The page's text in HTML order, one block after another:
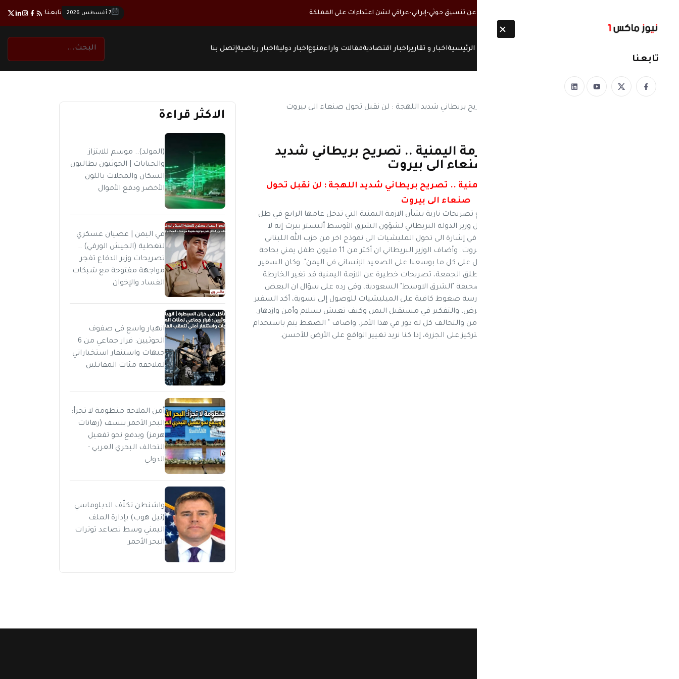
مصدر سعودي مسؤول: تقارير موثوقة تُكشف عن تنسيق حوثي-إيراني-عراقي لشن اعتداءات على المملكة 7 أغسطس 2026 تابعنا:
الرئيسيةاخبار و تقاريراخبار اقتصاديةمقالات واراءمنوعاخبار دوليةاخبار رياضيةإتصل بنا
تابعنا
تصريحات نارية بشان الازمة اليمنية .. تصريح بريطاني شديد
اللهجة : لن نقبل تحول صنعاء الى بيروت
تصريحات نارية بشان الازمة اليمنية .. تصريح بريطاني شديد اللهجة : لن نقبل تحول
صنعاء الى بيروت
نيوز ماكس ون - اطلق مسؤول بريطاني رفيع تصريحات نارية بشأن الازمة اليمنية التي تدخل عامها الرابع في ظل
أزمة انسانية لم تشهدها البلاد من قبل. وقال وزير الدولة البريطاني لشؤون الشرق الأوسط أليستر بيرت إنه لا
يمكن أن نتحمل ان تتحول صنعاء إلى بيروت، في إشارة الى تحول المليشيات الى نموذج اخر من حزب الله اللبناني
الذي اصبح يسيطر على العاصمة اللبنانية بيروت. وأضاف الوزير البريطاني ان أكثر من 11 مليون طفل يمني بحاجة
ماسة إلى المساعدات الإنسانية". وقال "نعمل على كل ما بوسعنا على الصعيد الإنساني في اليمن". وكان السفير
البريطاني الجديد لدى اليمن مايكل أرون, قد أطلق الجمعة، تصريحات خطيرة عن الازمة اليمنية قد تغير الخارطة
السياسية في اليمن . وفي حوار اجرته معه صحيفة "الشرق الاوسط" السعودية، وفي رده على سؤال ان البعض
يتهم الدول الكبرى ومنها بريطانيا بعدم ممارسة ضغوط كافية على الميليشيات للوصول إلى تسوية، أكد السفير
البريطاني أن الوساطة تبدأ من الواقع على الأرض، والتفكير في مستقبل اليمن وكيف تعيش بسلام وأمن وازدهار.
واشار الى ان الدول العظمى ودول مجلس الأمن والتحالف كل له دور في هذا الأمر. واضاف " الضغط يتم باستخدام
العصا والجزرة، حاولنا بالعصا ويمكننا الآن التركيز على الجزرة، إذا كنا نريد تغيير الواقع على الأرض للأحسن.
الاكثر قراءة
(المولد).. موسم للابتزاز
والجبايات | الحوثيون يطالبون
السكان والمحلات باللون
الأخضر ودفع الأموال
في اليمن | عصيان عسكري
لتغطية (الجيش الورقي) ..
تصريحات وزير الدفاع تفجر
مواجهة مفتوحة مع شبكات
الفساد والإخوان
انهيار واسع في صفوف
الحوثيين: فرار جماعي من 6
جبهات واستنفار استخباراتي
لملاحقة مئات المقاتلين
أمن الملاحة منظومة لا تجزأ:
البحر الأحمر ينسف (رهانات
هرمز) ويدفع نحو تفعيل
التحالف البحري العربي -
الدولي
واشنطن تكلّف الدبلوماسي
(نيل هوب) بإدارة الملف
اليمني وسط تصاعد توترات
البحر الأحمر